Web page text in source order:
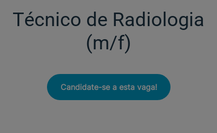
Técnico de Radiologia
(m/f)​
Candidate-se a esta vaga!